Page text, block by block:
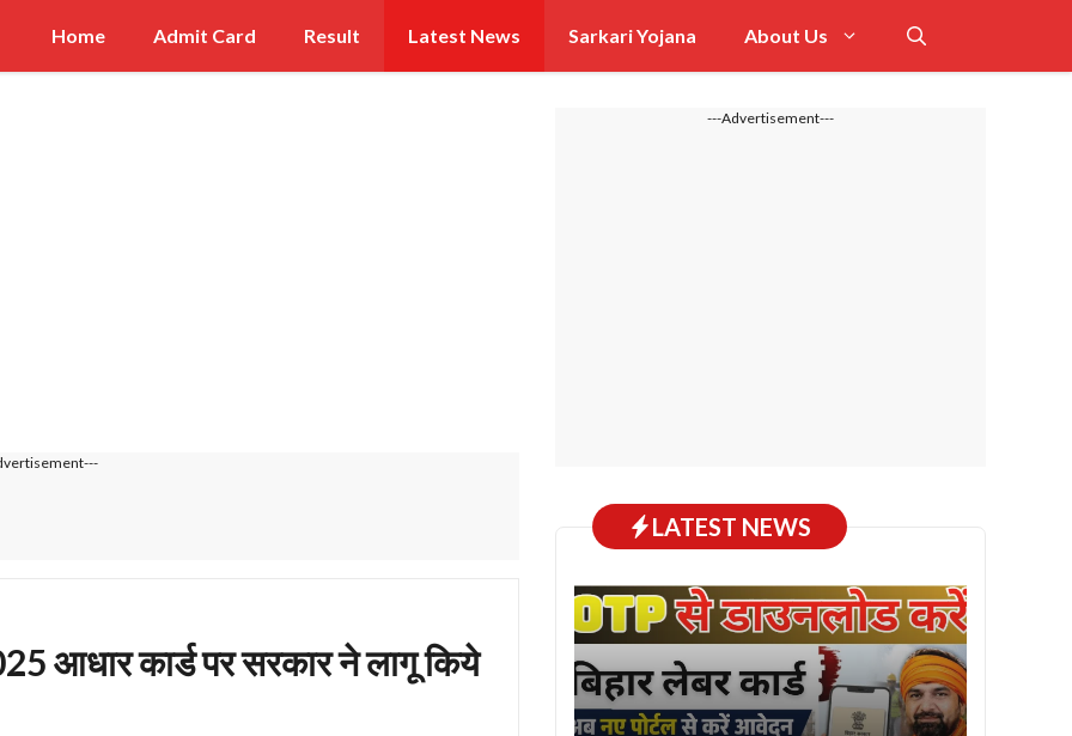
Home Admit Card Result Latest News Sarkari Yojana About Us
आधार कार्ड पर सरकार ने लागू किये
---Advertisement---
LATEST NEWS